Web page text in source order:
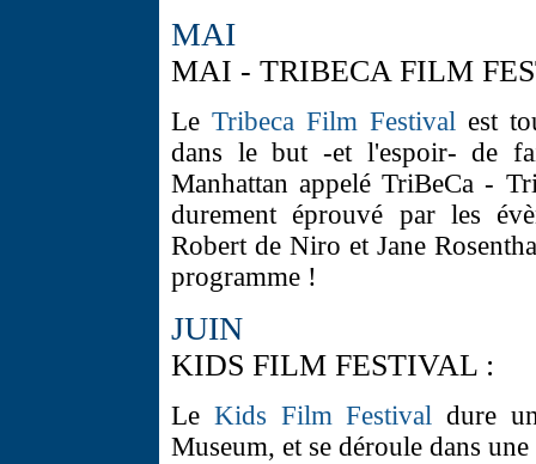
MAI
MAI - TRIBECA FILM
Le Tribeca Film Festivalest
dans le but -et l'espoir- de
Manhattan appelé TriBeCa -
durement éprouvé par les
Robert de Niro et Jane
programme !
JUIN
KIDS FILM FESTIVAL :
Le Kids Film Festival dure
Museum, et se déroule dans